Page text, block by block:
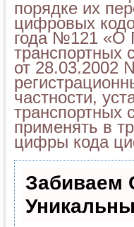
порядке их
цифровых
года №121 «О
от 28.03.2002
частности,
транспортных
применять в
цифры кода